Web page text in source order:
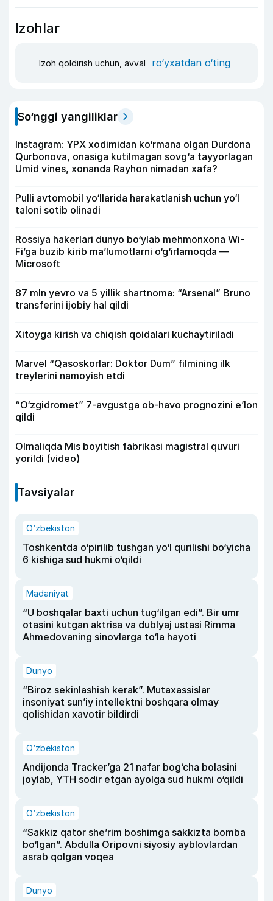
Izohlar
Izoh qoldirish uchun, avval ro‘yxatdan o‘ting
So‘nggi yangiliklar
Instagram: YPX xodimidan ko‘rmana olgan Durdona
Qurbonova, onasiga kutilmagan sovg‘a tayyorlagan
Umid vines, xonanda Rayhon nimadan xafa?
Pulli avtomobil yo‘llarida harakatlanish uchun yo‘l
taloni sotib olinadi
Rossiya hakerlari dunyo bo‘ylab mehmonxona Wi-
Fi’ga buzib kirib ma’lumotlarni o‘g‘irlamoqda —
Microsoft
87 mln yevro va 5 yillik shartnoma: “Arsenal” Bruno
transferini ijobiy hal qildi
Xitoyga kirish va chiqish qoidalari kuchaytiriladi
Marvel “Qasoskorlar: Doktor Dum” filmining ilk
treylerini namoyish etdi
“O‘zgidromet” 7-avgustga ob-havo prognozini e’lon
qildi
Olmaliqda Mis boyitish fabrikasi magistral quvuri
yorildi (video)
Tavsiyalar
O‘zbekiston
Toshkentda o‘pirilib tushgan yo‘l qurilishi bo‘yicha
6 kishiga sud hukmi o‘qildi
Madaniyat
“U boshqalar baxti uchun tug‘ilgan edi”. Bir umr
otasini kutgan aktrisa va dublyaj ustasi Rimma
Ahmedovaning sinovlarga to‘la hayoti
Dunyo
“Biroz sekinlashish kerak”. Mutaxassislar
insoniyat sun’iy intellektni boshqara olmay
qolishidan xavotir bildirdi
O‘zbekiston
Andijonda Tracker’ga 21 nafar bog‘cha bolasini
joylab, YTH sodir etgan ayolga sud hukmi o‘qildi
O‘zbekiston
“Sakkiz qator she’rim boshimga sakkizta bomba
bo‘lgan”. Abdulla Oripovni siyosiy ayblovlardan
asrab qolgan voqea
Dunyo